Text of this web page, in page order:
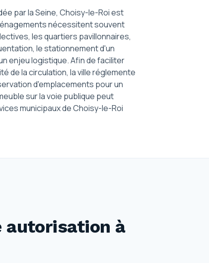
par la Seine, Choisy-le-Roi est
nécessitent souvent
les quartiers pavillonnaires,
le stationnement d'un
enjeu logistique. Afin de faciliter
de la circulation, la ville réglemente
d'emplacements pour un
sur la voie publique peut
municipaux de Choisy-le-Roi
autorisation à